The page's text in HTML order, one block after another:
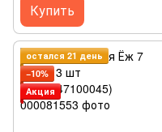
Купить
остался 21 день
−10%
Акция